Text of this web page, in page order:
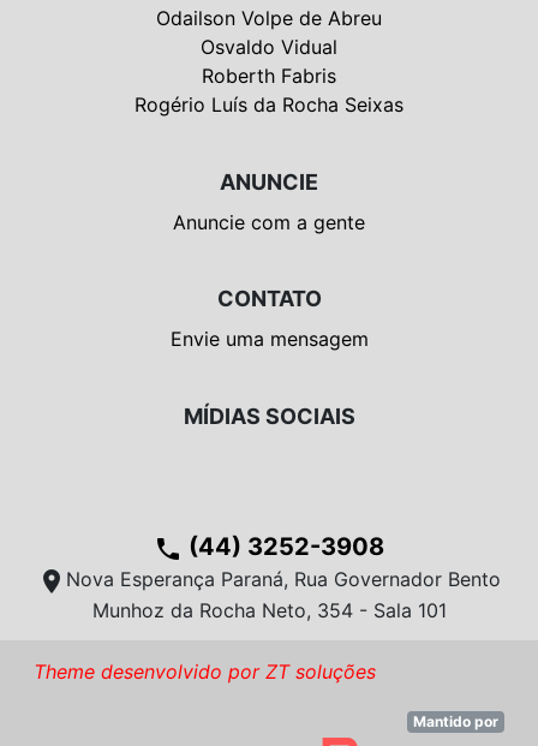
Odailson Volpe de Abreu
Osvaldo Vidual
Roberth Fabris
Rogério Luís da Rocha Seixas
ANUNCIE
Anuncie com a gente
CONTATO
Envie uma mensagem
MÍDIAS SOCIAIS
phone (44) 3252-3908
location_on Nova Esperança Paraná, Rua Governador Bento
Munhoz da Rocha Neto, 354 - Sala 101
Theme desenvolvido por ZT soluções
Mantido por